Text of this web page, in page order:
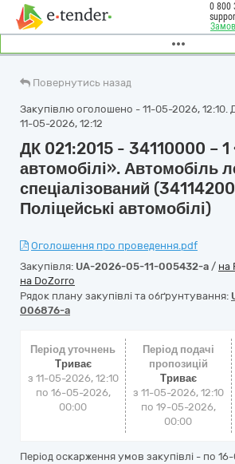
0 800
Повернутись назад
Закупівлю оголошено - 11-05-2026, 12:10.
11-05-2026, 12:12
ДК 021:2015 - 34110000 – 1
автомобілі». Автомобіль
спеціалізований
Поліцейські автомобілі)
Оголошення про проведення.pdf
Закупівля: UA-2026-05-11-005432-a / на
на DoZorro
Рядок плану закупівлі та обґрунтування:
006876-a
Період уточнень
Триває
з 11-05-2026, 12:10
по 16-05-2026,
00:00
Період подачі
пропозицій
Триває
з 11-05-2026, 12:10
по 19-05-2026,
00:00
Період оскарження умов закупівлі - по